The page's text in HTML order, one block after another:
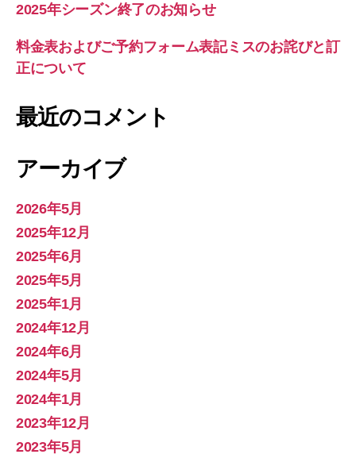
2025年シーズン終了のお知らせ
料金表およびご予約フォーム表記ミスのお詫びと訂
正について
最近のコメント
アーカイブ
2026年5月
2025年12月
2025年6月
2025年5月
2025年1月
2024年12月
2024年6月
2024年5月
2024年1月
2023年12月
2023年5月